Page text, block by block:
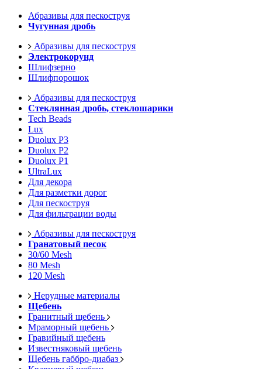
Абразивы для пескоструя
Чугунная дробь
Абразивы для пескоструя
Электрокорунд
Шлифзерно
Шлифпорошок
Абразивы для пескоструя
Стеклянная дробь, стеклошарики
Tech Beads
Lux
Duolux P3
Duolux P2
Duolux P1
UltraLux
Для декора
Для разметки дорог
Для пескоструя
Для фильтрации воды
Абразивы для пескоструя
Гранатовый песок
30/60 Mesh
80 Mesh
120 Mesh
Нерудные материалы
Щебень
Гранитный щебень
Мраморный щебень
Гравийный щебень
Известняковый щебень
Щебень габбро-диабаз